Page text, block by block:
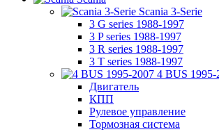
Scania 3-Serie
3 G series 1988-1997
3 P series 1988-1997
3 R series 1988-1997
3 T series 1988-1997
4 BUS 1995-
Двигатель
КПП
Рулевое управление
Тормозная система